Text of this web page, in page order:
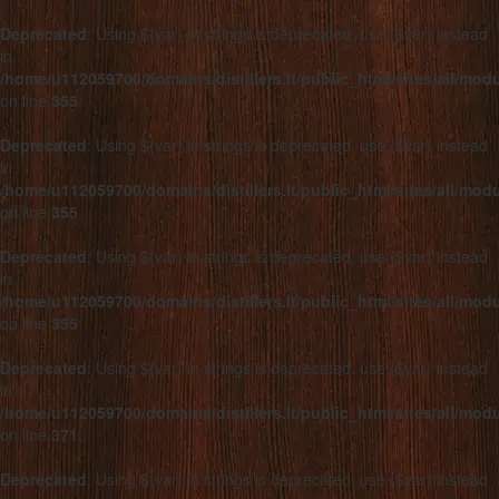
Deprecated: Using ${var} in strings is deprecated, use {$var} instead
in
/home/u112059700/domains/distillers.lt/public_html/sites/all/
on line 355
Deprecated: Using ${var} in strings is deprecated, use {$var} instead
in
/home/u112059700/domains/distillers.lt/public_html/sites/all/
on line 355
Deprecated: Using ${var} in strings is deprecated, use {$var} instead
in
/home/u112059700/domains/distillers.lt/public_html/sites/all/
on line 355
Deprecated: Using ${var} in strings is deprecated, use {$var} instead
in
/home/u112059700/domains/distillers.lt/public_html/sites/all/
on line 371
Deprecated : Using ${var} in strings is deprecated, use {$var} instead